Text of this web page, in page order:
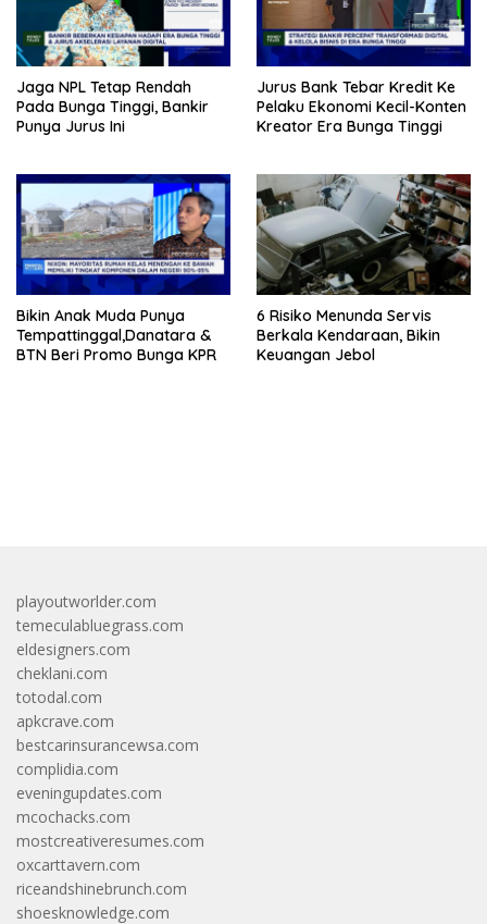
Jaga NPL Tetap Rendah
Pada Bunga Tinggi, Bankir
Punya Jurus Ini
Jurus Bank Tebar Kredit Ke
Pelaku Ekonomi Kecil-Konten
Kreator Era Bunga Tinggi
Bikin Anak Muda Punya
Tempattinggal,Danatara &
BTN Beri Promo Bunga KPR
6 Risiko Menunda Servis
Berkala Kendaraan, Bikin
Keuangan Jebol
playoutworlder.com
temeculabluegrass.com
eldesigners.com
cheklani.com
totodal.com
apkcrave.com
bestcarinsurancewsa.com
complidia.com
eveningupdates.com
mcochacks.com
mostcreativeresumes.com
oxcarttavern.com
riceandshinebrunch.com
shoesknowledge.com